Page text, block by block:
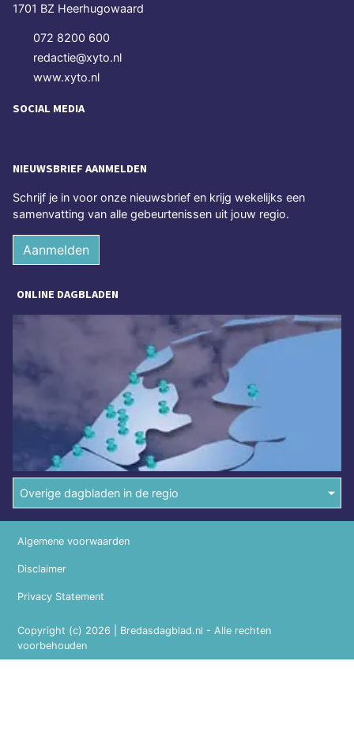
1701 BZ Heerhugowaard
072 8200 600
redactie@xyto.nl
www.xyto.nl
SOCIAL MEDIA
NIEUWSBRIEF AANMELDEN
Schrijf je in voor onze nieuwsbrief en krijg wekelijks een
samenvatting van alle gebeurtenissen uit jouw regio.
Aanmelden
ONLINE DAGBLADEN
Overige dagbladen in de regio
Copyright (c) 2026 | Bredasdagblad.nl - Alle rechten
voorbehouden
Algemene voorwaarden
Disclaimer
Privacy Statement